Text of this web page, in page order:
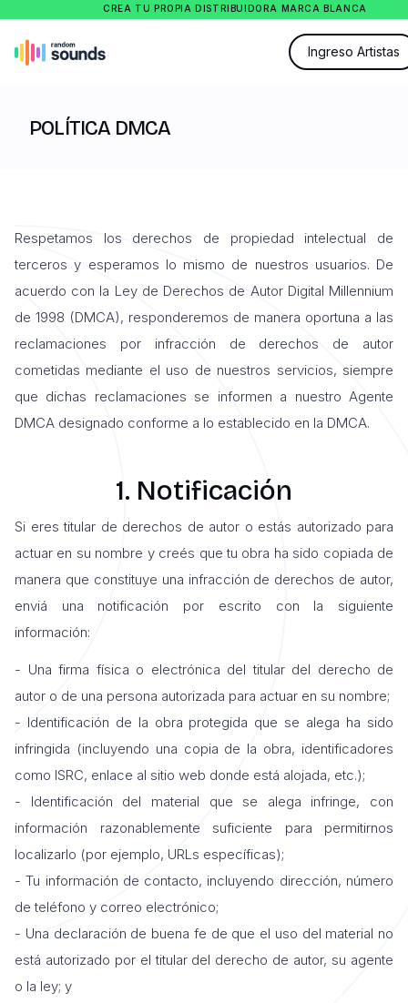
CREA TU PROPIA DISTRIBUIDORA MARCA BLANCA
Ingreso Artistas
POLÍTICA DMCA
Respetamos los derechos de propiedad intelectual de
terceros y esperamos lo mismo de nuestros usuarios. De
acuerdo con la Ley de Derechos de Autor Digital Millennium
de 1998 (DMCA), responderemos de manera oportuna a las
reclamaciones por infracción de derechos de autor
cometidas mediante el uso de nuestros servicios, siempre
que dichas reclamaciones se informen a nuestro Agente
DMCA designado conforme a lo establecido en la DMCA.
1. Notificación
Si eres titular de derechos de autor o estás autorizado para
actuar en su nombre y creés que tu obra ha sido copiada de
manera que constituye una infracción de derechos de autor,
enviá una notificación por escrito con la siguiente
información:
- Una firma física o electrónica del titular del derecho de
autor o de una persona autorizada para actuar en su nombre;
- Identificación de la obra protegida que se alega ha sido
infringida (incluyendo una copia de la obra, identificadores
como ISRC, enlace al sitio web donde está alojada, etc.);
- Identificación del material que se alega infringe, con
información razonablemente suficiente para permitirnos
localizarlo (por ejemplo, URLs específicas);
- Tu información de contacto, incluyendo dirección, número
de teléfono y correo electrónico;
- Una declaración de buena fe de que el uso del material no
está autorizado por el titular del derecho de autor, su agente
o la ley; y